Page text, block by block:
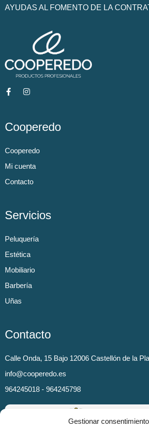
Gestionar consentimiento
AYUDAS AL FOMENTO DE LA
Cooperedo
Cooperedo
Mi cuenta
Contacto
Servicios
Peluquería
Estética
Mobiliario
Barbería
Uñas
Contacto
Calle Onda, 15 Bajo 12006 Castellón de la
info@cooperedo.es
964245018 - 964245798